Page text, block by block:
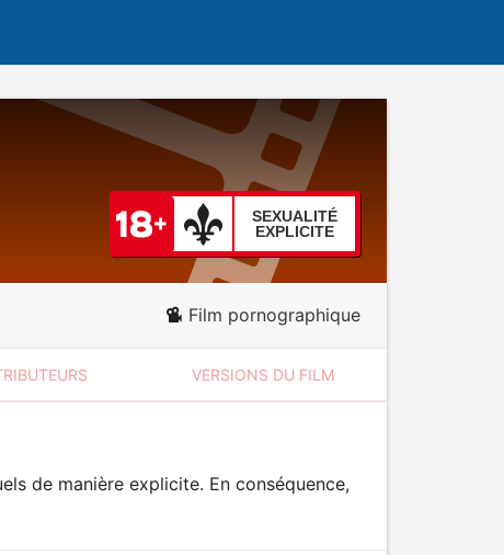
SEXUALITÉ
EXPLICITE
Film pornographique
VERSIONS DU FILM
de manière explicite. En conséquence,